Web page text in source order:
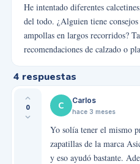
He intentado diferentes
del todo. ¿Alguien tiene
ampollas en largos recorridos?
recomendaciones de calzado o
4 respuestas
0 C Carlos
hace 3 meses
Yo solía tener el mismo
zapatillas de la marca
y eso ayudó bastante.